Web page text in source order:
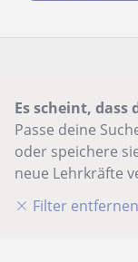
Es scheint, dass
Passe deine
oder speichere
neue Lehrkräfte
Filter entfernen